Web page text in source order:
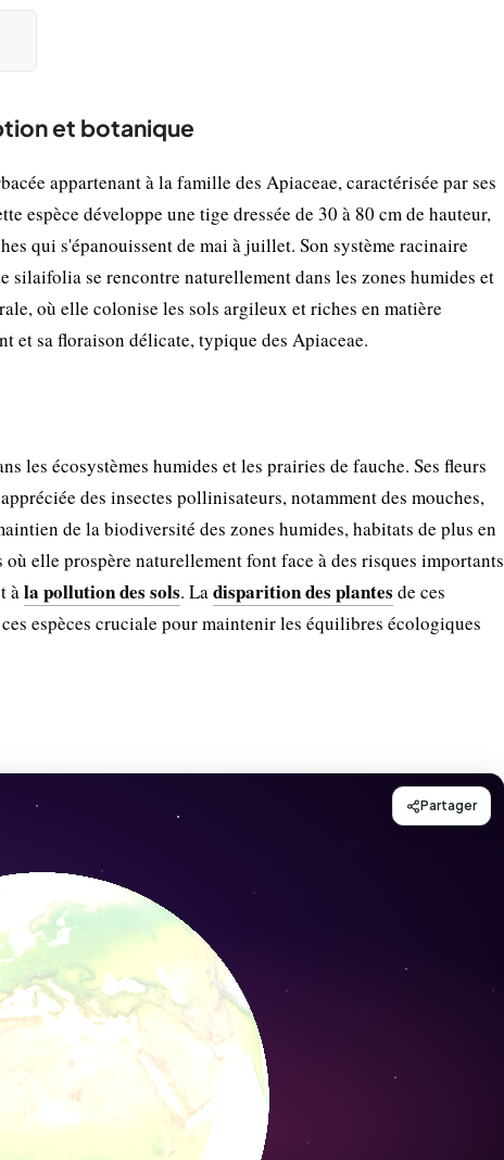
et botanique
appartenant à la famille des Apiaceae, caractérisée par ses
espèce développe une tige dressée de 30 à 80 cm de hauteur,
qui s'épanouissent de mai à juillet. Son système racinaire
se rencontre naturellement dans les zones humides et
où elle colonise les sols argileux et riches en matière
et sa floraison délicate, typique des Apiaceae.
les écosystèmes humides et les prairies de fauche. Ses fleurs
des insectes pollinisateurs, notamment des mouches,
de la biodiversité des zones humides, habitats de plus en
elle prospère naturellement font face à des risques importants
àla pollution des sols. Ladisparition des plantes de ces
espèces cruciale pour maintenir les équilibres écologiques